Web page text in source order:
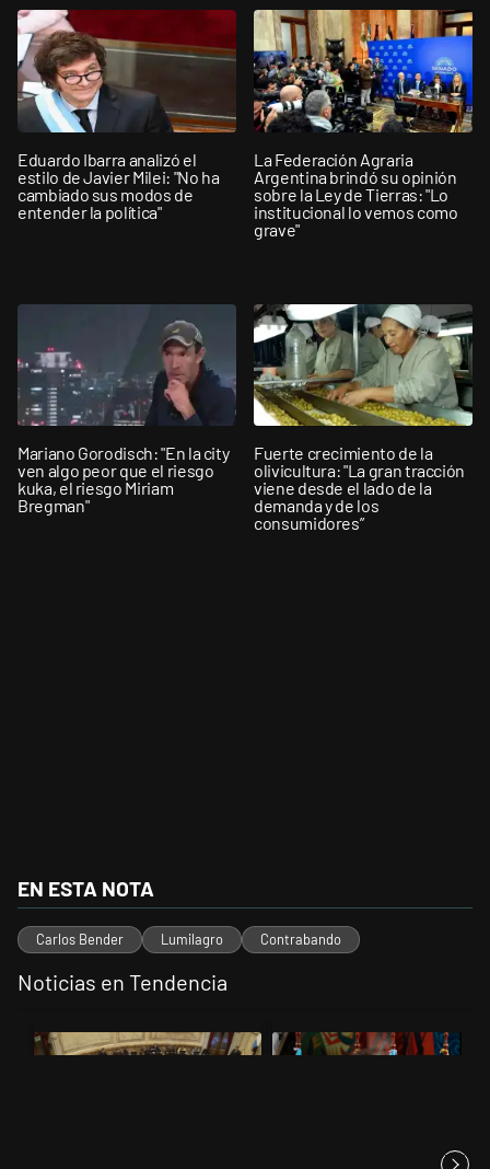
Eduardo Ibarra analizó el
estilo de Javier Milei: "No ha
cambiado sus modos de
entender la política"
La Federación Agraria
Argentina brindó su opinión
sobre la Ley de Tierras: "Lo
institucional lo vemos como
grave"
Mariano Gorodisch: "En la city
ven algo peor que el riesgo
kuka, el riesgo Miriam
Bregman"
Fuerte crecimiento de la
olivicultura: "La gran tracción
viene desde el lado de la
demanda y de los
consumidores”
EN ESTA NOTA
Carlos Bender Lumilagro Contrabando
Noticias en Tendencia
Un artículo de tendencia con el título "El Senado dio media sanción
Un artículo de tendencia con el